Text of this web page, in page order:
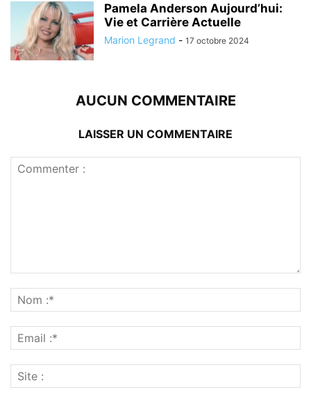
Pamela Anderson Aujourd’hui:
Vie et Carrière Actuelle
Marion Legrand - 17 octobre 2024
AUCUN COMMENTAIRE
LAISSER UN COMMENTAIRE